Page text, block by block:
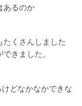
あるのか
くさんしました
きました。
けどなかなかできな